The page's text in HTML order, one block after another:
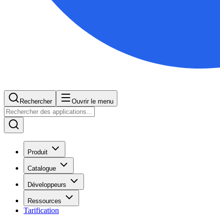
Rechercher Ouvrir le menu
Produit
Catalogue
Développeurs
Ressources
Tarification